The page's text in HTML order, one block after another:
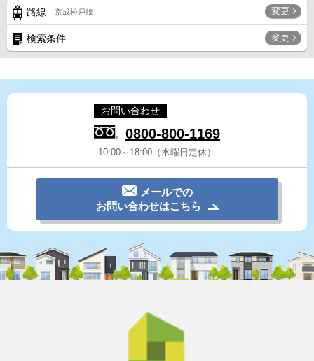
路線 京成松戸線 変更
検索条件 変更
お問い合わせ
0800-800-1169
10:00～18:00（水曜日定休）
メールでの
お問い合わせはこちら